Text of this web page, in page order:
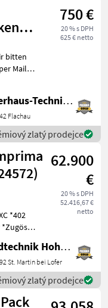
750 €
20 % s DPH
625 € netto
Mail
für die
Sie zu
Lagerhaus-Technik Flachau
Flachau
zlatý prodejce
62.900
€
20 % s DPH
52.416,67 €
netto
17 Messer
Achse
Brems
Landtechnik Hohenwarter GmbH
St. Martin bei Lofer
zlatý prodejce